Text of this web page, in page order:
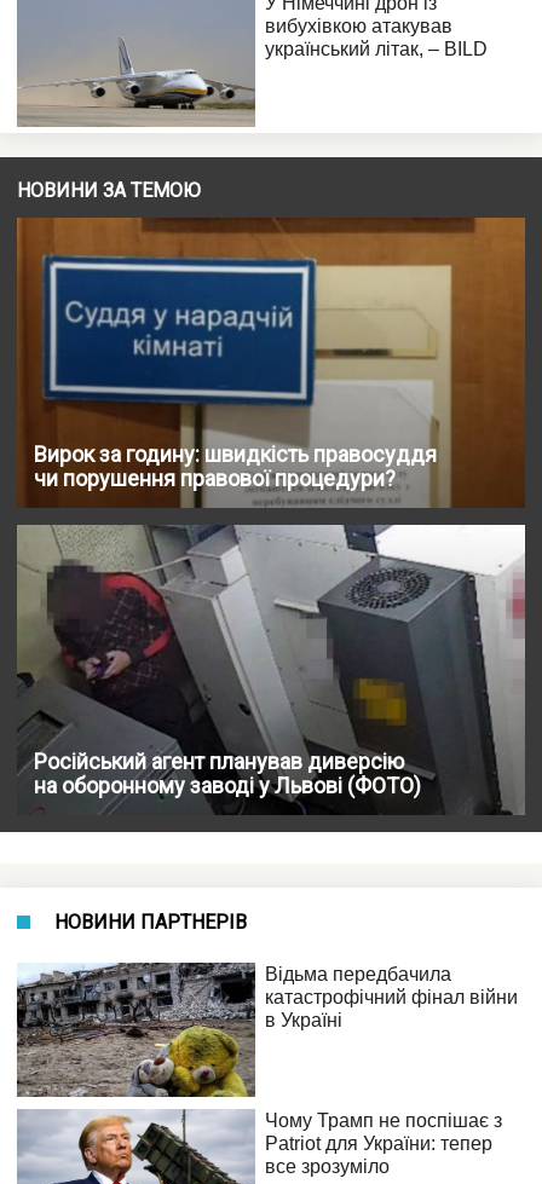
НОВИНИ ЗА ТЕМОЮ
Вирок за годину: швидкість правосуддя
чи порушення правової процедури?
Російський агент планував диверсію
на оборонному заводі у Львові (ФОТО)
НОВИНИ ПАРТНЕРІВ